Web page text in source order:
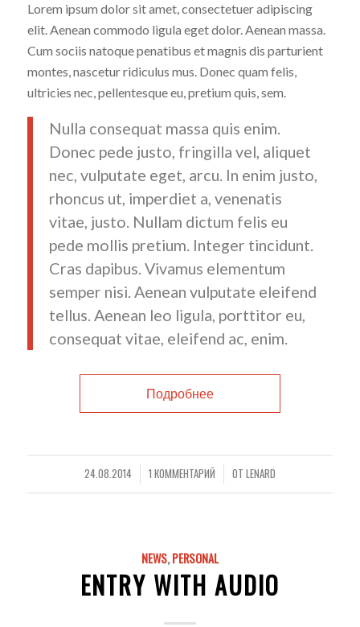
Lorem ipsum dolor sit amet, consectetuer adipiscing
elit. Aenean commodo ligula eget dolor. Aenean massa.
Cum sociis natoque penatibus et magnis dis parturient
montes, nascetur ridiculus mus. Donec quam felis,
ultricies nec, pellentesque eu, pretium quis, sem.
Nulla consequat massa quis enim.
Donec pede justo, fringilla vel, aliquet
nec, vulputate eget, arcu. In enim justo,
rhoncus ut, imperdiet a, venenatis
vitae, justo. Nullam dictum felis eu
pede mollis pretium. Integer tincidunt.
Cras dapibus. Vivamus elementum
semper nisi. Aenean vulputate eleifend
tellus. Aenean leo ligula, porttitor eu,
consequat vitae, eleifend ac, enim.
Подробнее
24.08.2014
/ 1 КОММЕНТАРИЙ
/ ОТ LENARD
NEWS,PERSONAL
ENTRY WITH AUDIO